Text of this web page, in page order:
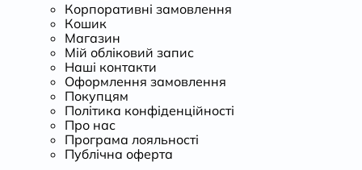
Корпоративні замовлення
Кошик
Магазин
Мій обліковий запис
Наші контакти
Оформлення замовлення
Покупцям
Політика конфіденційності
Про нас
Програма лояльності
Публічна оферта